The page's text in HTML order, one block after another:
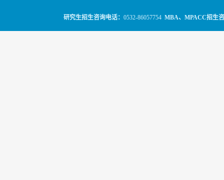
研究生招生咨询电话： 0532-86057754 MBA、MPACC招生